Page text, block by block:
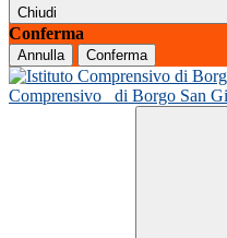
Chiudi
Conferma
Annulla Conferma
Comprensivo
di Borgo San